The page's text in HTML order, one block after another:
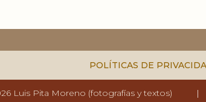
POLÍTICAS DE
Luis Pita Moreno (fotografías y textos) |